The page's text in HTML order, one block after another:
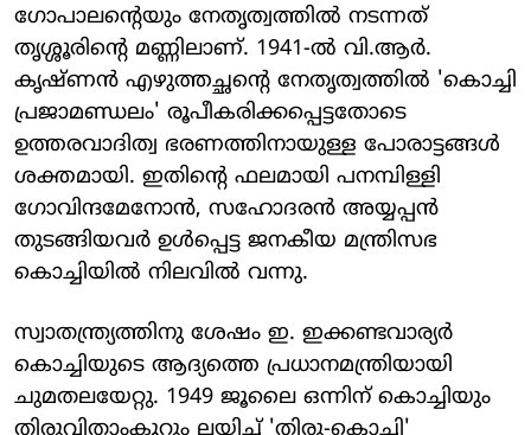
ഗോപാലന്റെയും നേതൃത്വത്തിൽ നടന്നത്
തൃശ്ശൂരിന്റെ മണ്ണിലാണ്. 1941-ൽ വി.ആർ.
കൃഷ്ണൻ എഴുത്തച്ഛന്റെ നേതൃത്വത്തിൽ 'കൊച്ചി
പ്രജാമണ്ഡലം' രൂപീകരിക്കപ്പെട്ടതോടെ
ഉത്തരവാദിത്വ ഭരണത്തിനായുള്ള പോരാട്ടങ്ങൾ
ശക്തമായി. ഇതിന്റെ ഫലമായി പനമ്പിള്ളി
ഗോവിന്ദമേനോൻ, സഹോദരൻ അയ്യപ്പൻ
തുടങ്ങിയവർ ഉൾപ്പെട്ട ജനകീയ മന്ത്രിസഭ
കൊച്ചിയിൽ നിലവിൽ വന്നു.
സ്വാതന്ത്ര്യത്തിനു ശേഷം ഇ. ഇക്കണ്ടവാര്യർ
കൊച്ചിയുടെ ആദ്യത്തെ പ്രധാനമന്ത്രിയായി
ചുമതലയേറ്റു. 1949 ജൂലൈ ഒന്നിന് കൊച്ചിയും
തിരുവിതാംകൂറും ലയിച്ച് 'തിരു-കൊച്ചി'